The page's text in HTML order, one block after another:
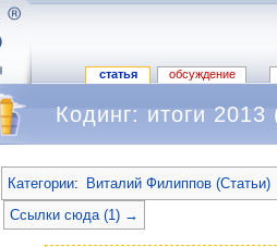
статья обсуждение
Кодинг: итоги
Категории: Виталий Филиппов (Статьи)
Ссылки сюда (1) →